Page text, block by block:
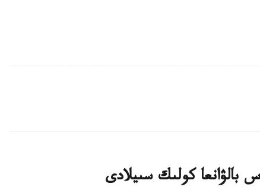
بالۋانعا كولىك سىيلادى